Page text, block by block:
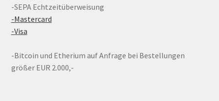
-SEPA Echtzeitüberweisung
-Mastercard
-Visa
-Bitcoin und Etherium auf Anfrage bei Bestellungen
größer EUR 2.000,-